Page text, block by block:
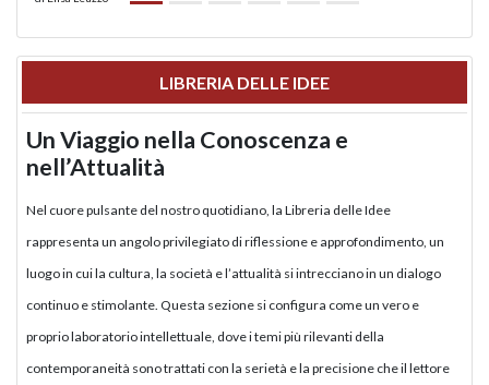
LIBRERIA DELLE IDEE
Un Viaggio nella Conoscenza e
nell’Attualità
Nel cuore pulsante del nostro quotidiano, la Libreria delle Idee
rappresenta un angolo privilegiato di riflessione e approfondimento, un
luogo in cui la cultura, la società e l’attualità si intrecciano in un dialogo
continuo e stimolante. Questa sezione si configura come un vero e
proprio laboratorio intellettuale, dove i temi più rilevanti della
contemporaneità sono trattati con la serietà e la precisione che il lettore